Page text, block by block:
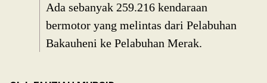
Ada sebanyak 259.216 kendaraan
bermotor yang melintas dari Pelabuhan
Bakauheni ke Pelabuhan Merak.